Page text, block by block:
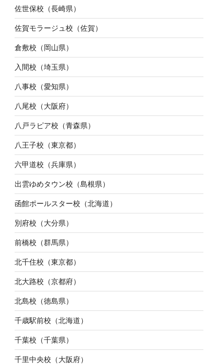
佐世保校（長崎県）
佐賀モラージュ校（佐賀）
倉敷校（岡山県）
入間校（埼玉県）
八事校（愛知県）
八尾校（大阪府）
八戸ラピア校（青森県）
八王子校（東京都）
六甲道校（兵庫県）
出雲ゆめタウン校（島根県）
函館ポールスター校（北海道）
別府校（大分県）
前橋校（群馬県）
北千住校（東京都）
北大路校（京都府）
北島校（徳島県）
千歳駅前校（北海道）
千葉校（千葉県）
千里中央校（大阪府）